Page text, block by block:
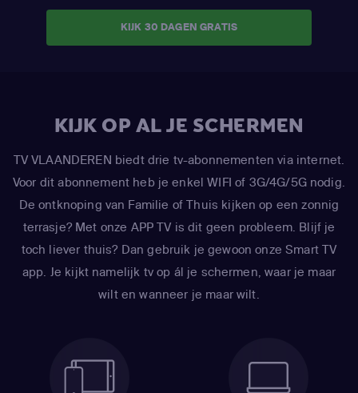
KIJK 30 DAGEN GRATIS
KIJK OP AL JE SCHERMEN
TV VLAANDEREN biedt drie tv-abonnementen via internet.
Voor dit abonnement heb je enkel WIFI of 3G/4G/5G nodig.
De ontknoping van Familie of Thuis kijken op een zonnig
terrasje? Met onze APP TV is dit geen probleem. Blijf je
toch liever thuis? Dan gebruik je gewoon onze Smart TV
app. Je kijkt namelijk tv op ál je schermen, waar je maar
wilt en wanneer je maar wilt.